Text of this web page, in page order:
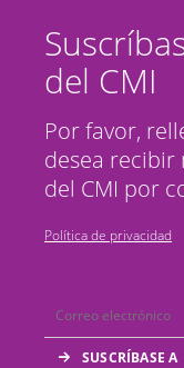
del CMI
Por favor,
desea recibir
del CMI por
Política de privacidad